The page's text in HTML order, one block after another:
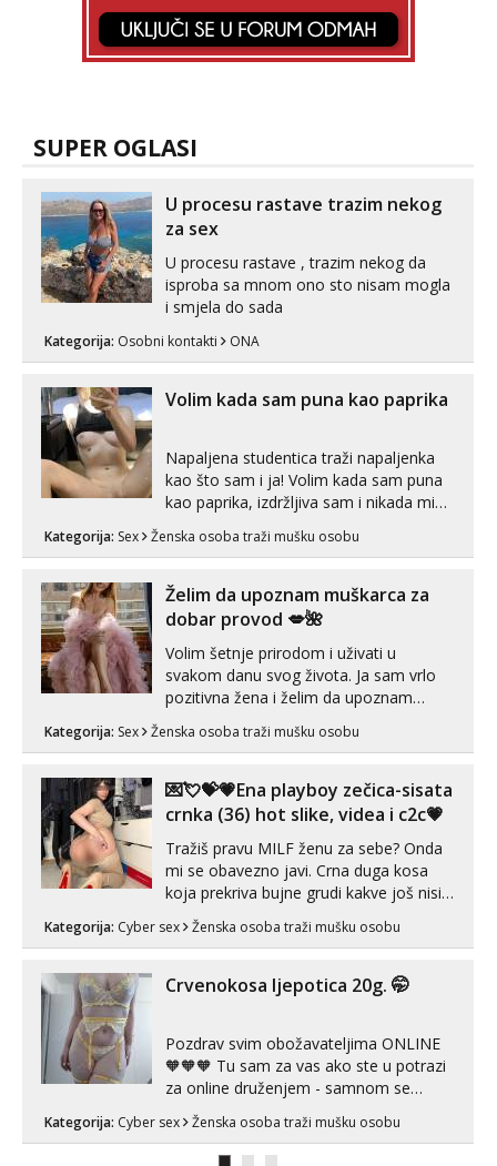
SUPER OGLASI
U procesu rastave trazim nekog
za sex
U procesu rastave , trazim nekog da
isproba sa mnom ono sto nisam mogla
i smjela do sada
Kategorija: Osobni kontakti ONA
Volim kada sam puna kao paprika
Napaljena studentica traži napaljenka
kao što sam i ja! Volim kada sam puna
kao paprika, izdržljiva sam i nikada mi
puta dnevno bilo kad i bilo gdje zato se
link ispod i nadji me tamo, cekam te!
Kategorija: Sex Ženska osoba traži mušku osobu
Želim da upoznam muškarca za
dobar provod 💋🌺
Volim šetnje prirodom i uživati u
svakom danu svog života. Ja sam vrlo
pozitivna žena i želim da upoznam
može i nešto više.💋🌺 Klikni na link
Kategorija: Sex Ženska osoba traži mušku osobu
💌💘💝💗Ena playboy zečica-sisata
crnka (36) hot slike, videa i c2c💗
Tražiš pravu MILF ženu za sebe? Onda
mi se obavezno javi. Crna duga kosa
koja prekriva bujne grudi kakve još nisi
vidio, čista ŠESTICA! A usne? O usnama
bolje da ni ne pričam. Prave pune usne
vjeruj mi, takve još nisi vidio. Uvijek sam
spremna za ONLOINE zabavu...
Kategorija: Cyber sex Ženska osoba traži mušku osobu
Crvenokosa ljepotica 20g. 🤭
Pozdrav svim obožavateljima ONLINE
🧡🧡🧡 Tu sam za vas ako ste u potrazi
za online druženjem - samnom se
možete zabaviti preko videopoziva, ili
ako vam nisam dovoljna radim i u paru i
trojci s kolegicama, svaka je drugačija
Kategorija: Cyber sex Ženska osoba traži mušku osobu